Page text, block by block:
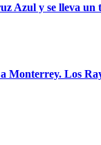
Azul y se lleva
Monterrey. Los